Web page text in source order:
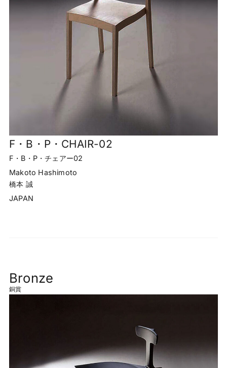
F・B・P・CHAIR-02
F・B・P・チェアー02
Makoto Hashimoto
橋本 誠
JAPAN
Bronze
銅賞